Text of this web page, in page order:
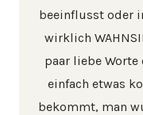
beeinflusst oder
wirklich
paar liebe
einfach etwas
bekommt, man